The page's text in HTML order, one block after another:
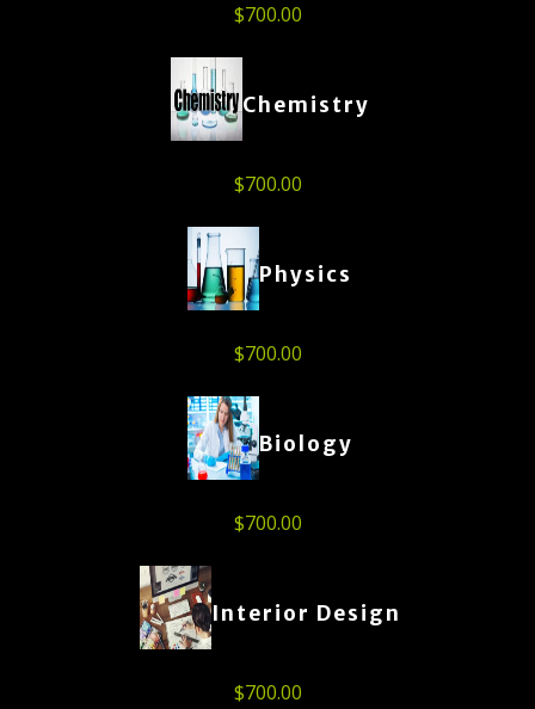
$700.00
Chemistry
$700.00
Physics
$700.00
Biology
$700.00
Interior Design
$700.00